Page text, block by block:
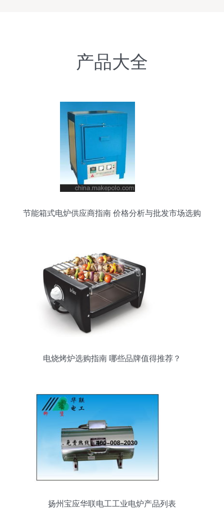
产品大全
节能箱式电炉供应商指南 价格分析与批发市场选购
电烧烤炉选购指南 哪些品牌值得推荐？
扬州宝应华联电工工业电炉产品列表